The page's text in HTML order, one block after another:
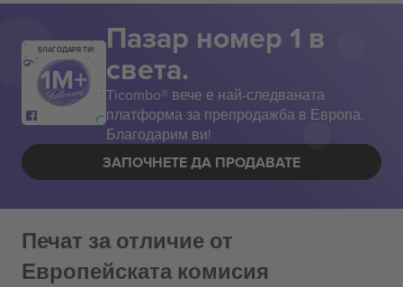
БЛАГОДАРЯ ТИ! Пазар номер 1 в
света.
Ticombo® вече е най-следваната
платформа за препродажба в Европа.
Благодарим ви!
ЗАПОЧНЕТЕ ДА ПРОДАВАТЕ
Печат за отличие от
Европейската комисия